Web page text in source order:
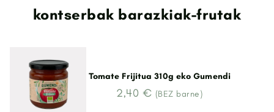
kontserbak barazkiak-frutak
Tomate Frijitua 310g eko Gumendi
2,40 € (BEZ barne)